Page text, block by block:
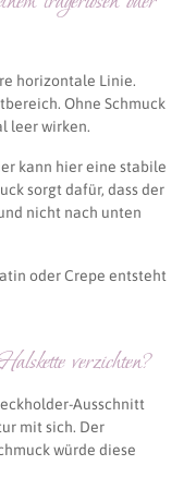
horizontale Linie.
Ohne Schmuck
leer wirken.
kann hier eine stabile
sorgt dafür, dass der
nicht nach unten
oder Crepe entsteht
verzichten?
Ausschnitt
mit sich. Der
würde diese